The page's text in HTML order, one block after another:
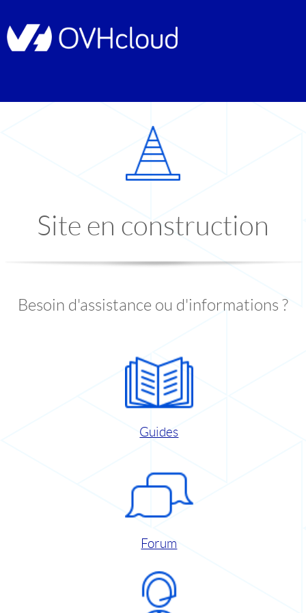
Site en construction
Besoin d'assistance ou d'informations ?
Guides
Forum